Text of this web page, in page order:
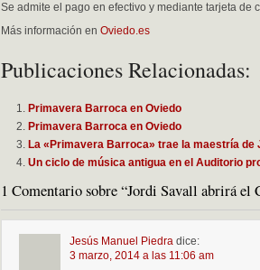
Se admite el pago en efectivo y mediante tarjeta de
Más información en Oviedo.es
Publicaciones Relacionadas:
Primavera Barroca en Oviedo
Primavera Barroca en Oviedo
La «Primavera Barroca» trae la maestría de
Un ciclo de música antigua en el Auditorio
1 Comentario sobre “Jordi Savall abrirá
Jesús Manuel Piedra dice:
3 marzo, 2014 a las 11:06 am